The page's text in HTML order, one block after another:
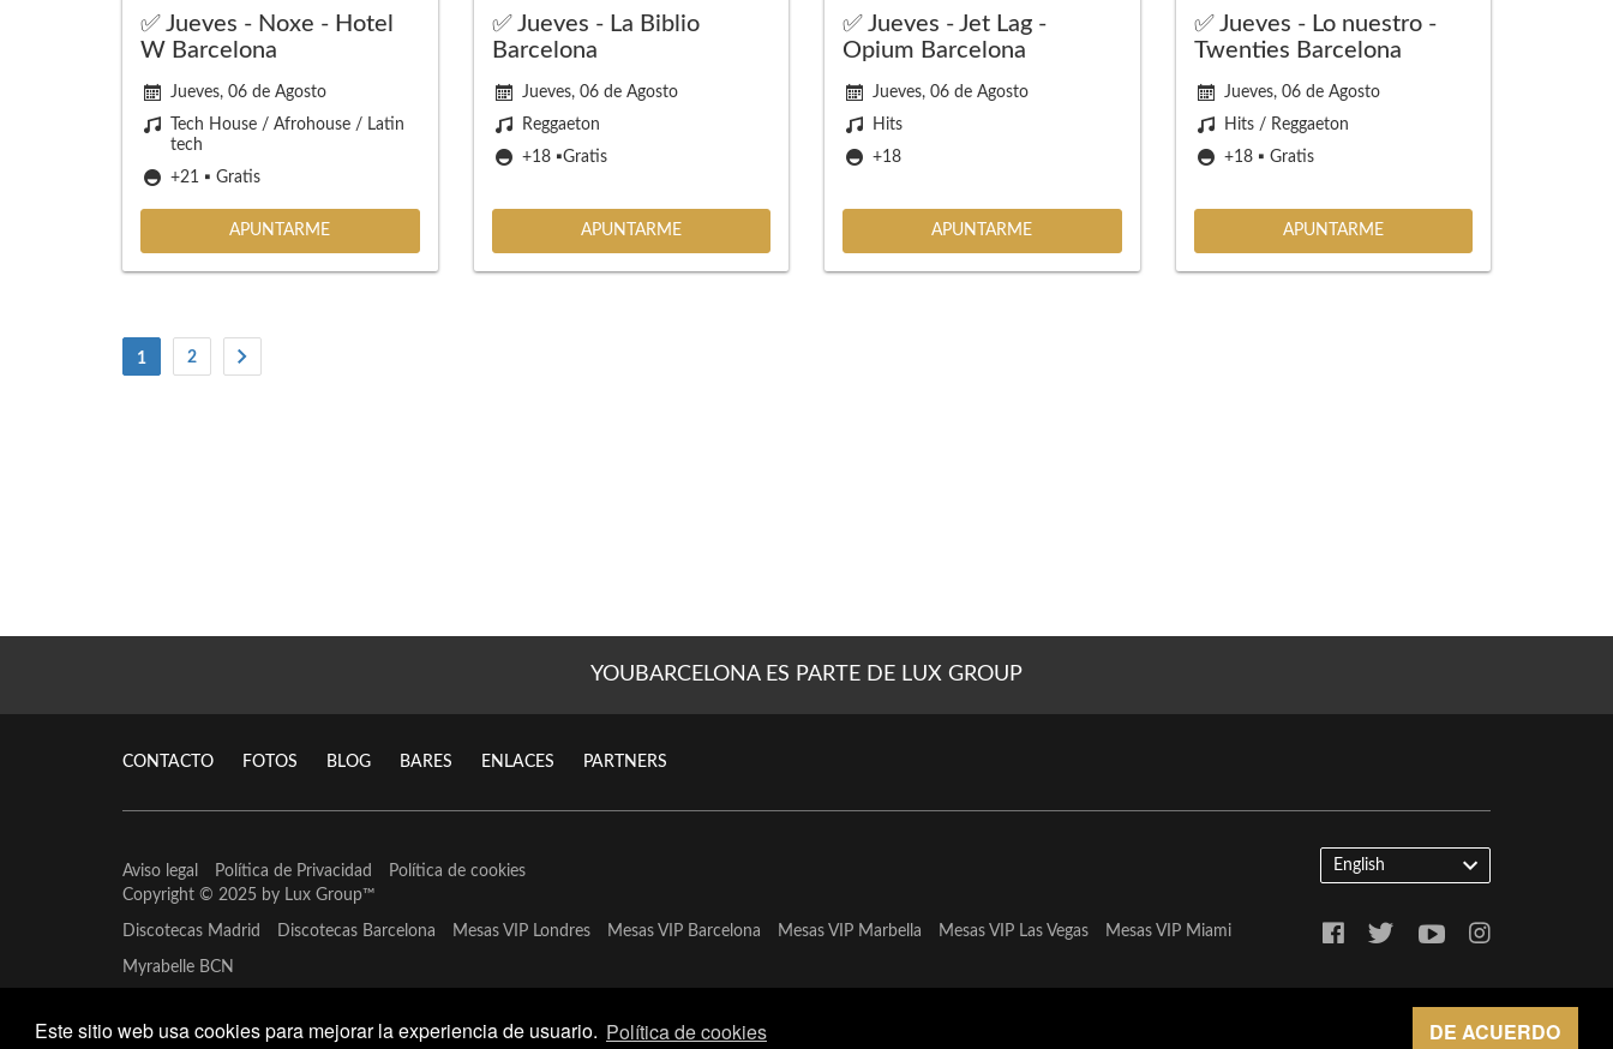
Este sitio web usa cookies para mejorar la experiencia de usuario. Política de cookies DE ACUERDO
✅ Jueves - Noxe - Hotel
W Barcelona
Jueves, 06 de Agosto
Tech House / Afrohouse / Latin
tech
+21 ▪️ Gratis
APUNTARME
✅ Jueves - La Biblio
Barcelona
Jueves, 06 de Agosto
Reggaeton
+18 ▪️Gratis
APUNTARME
✅ Jueves - Jet Lag -
Opium Barcelona
Jueves, 06 de Agosto
Hits
+18
APUNTARME
✅ Jueves - Lo nuestro -
Twenties Barcelona
Jueves, 06 de Agosto
Hits / Reggaeton
+18 ▪️ Gratis
APUNTARME
1 (current)
2
YOUBARCELONA ES PARTE DE LUX GROUP
CONTACTO FOTOS BLOG BARES ENLACES PARTNERS
Aviso legal Política de Privacidad
Política de cookies
Copyright © 2025 by Lux Group™
English
Discotecas Madrid Discotecas Barcelona Mesas VIP Londres Mesas VIP Barcelona Mesas VIP Marbella Mesas VIP Las Vegas Mesas VIP Miami
Myrabelle BCN